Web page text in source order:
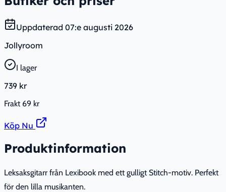
Uppdaterad 07:e augusti 2026
Jollyroom
I lager
739 kr
Frakt 69 kr
Köp Nu
Produktinformation
Leksaksgitarr från Lexibook med ett gulligt Stitch-motiv. Perfekt
för den lilla musikanten.